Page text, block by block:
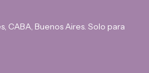
CABA, Buenos Aires. Solo para